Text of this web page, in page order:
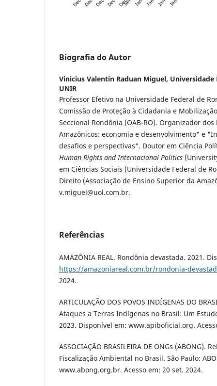
Biografia do Autor
Vinicius Valentin Raduan Miguel, Universidade
UNIR
Professor Efetivo na Universidade Federal de
Comissão de Proteção à Cidadania e
Seccional Rondônia (OAB-RO). Organizador
Amazônicos: economia e desenvolvimento" e
desafios e perspectivas". Doutor em Ciência
Human Rights and Internacional Politics
em Ciências Sociais (Universidade Federal de
Direito (Associação de Ensino Superior da
v.miguel@uol.com.br.
Referências
AMAZÔNIA REAL. Rondônia devastada. 2021.
https://amazoniareal.com.br/rondonia-
2024.
ARTICULAÇÃO DOS POVOS INDÍGENAS DO
Ataques a Terras Indígenas no Brasil: Um
2023. Disponível em: www.apiboficial.org.
ASSOCIAÇÃO BRASILEIRA DE ONGs (ABONG).
Fiscalização Ambiental no Brasil. São Paulo:
www.abong.org.br. Acesso em: 20 set. 2024.